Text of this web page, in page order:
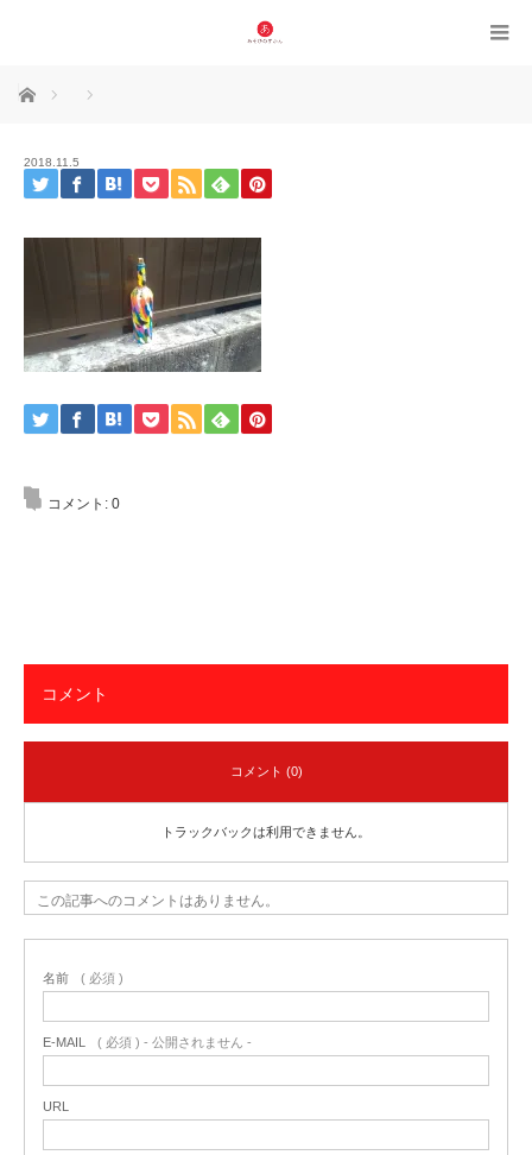
ホーム
2018.11.5
コメント: 0
コメント
コメント (0)
トラックバックは利用できません。
この記事へのコメントはありません。
名前 ( 必須 )
E-MAIL ( 必須 ) - 公開されません -
URL